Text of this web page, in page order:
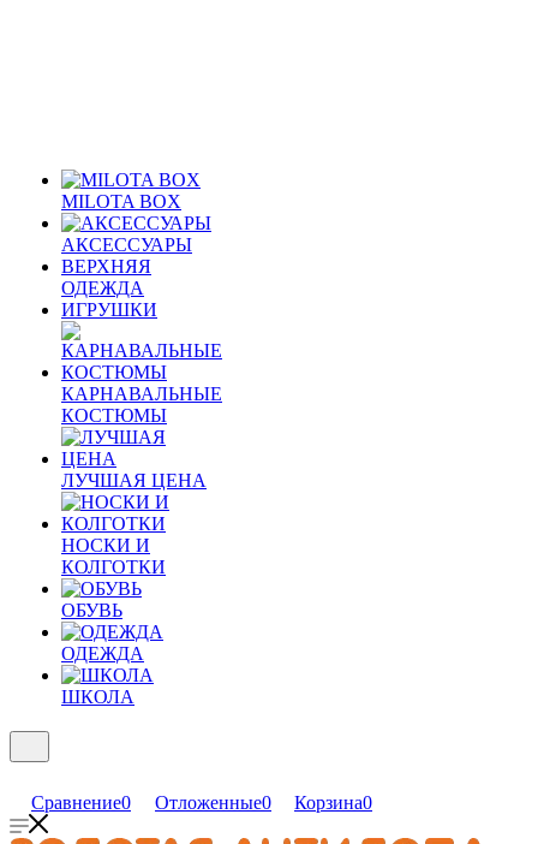
MILOTA BOX
АКСЕССУАРЫ
ВЕРХНЯЯ
ОДЕЖДА
ИГРУШКИ
КАРНАВАЛЬНЫЕ
КОСТЮМЫ
ЛУЧШАЯ ЦЕНА
НОСКИ И
КОЛГОТКИ
ОБУВЬ
ОДЕЖДА
ШКОЛА
Сравнение0 Отложенные0 Корзина0